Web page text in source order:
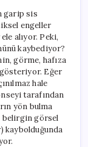
garip sis
engeller
alıyor. Peki,
kaybediyor?
görme, hafıza
gösteriyor. Eğer
hale
tarafından
yön bulma
belirgin görsel
kaybolduğunda